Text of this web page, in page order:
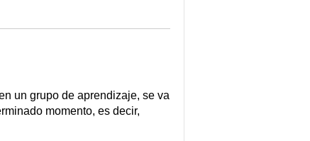
un grupo de aprendizaje, se va
momento, es decir,